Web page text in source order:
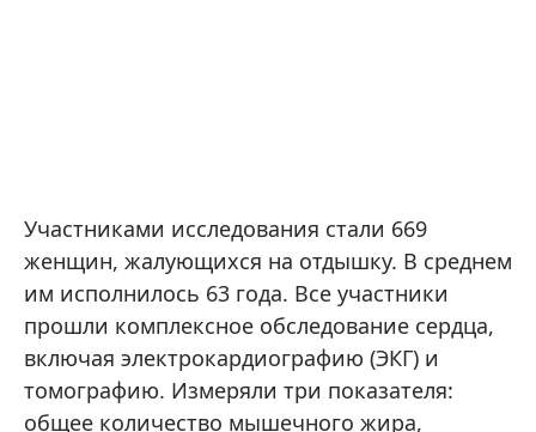
Участниками исследования стали 669
женщин, жалующихся на отдышку. В среднем
им исполнилось 63 года. Все участники
прошли комплексное обследование сердца,
включая электрокардиографию (ЭКГ) и
томографию. Измеряли три показателя:
общее количество мышечного жира,